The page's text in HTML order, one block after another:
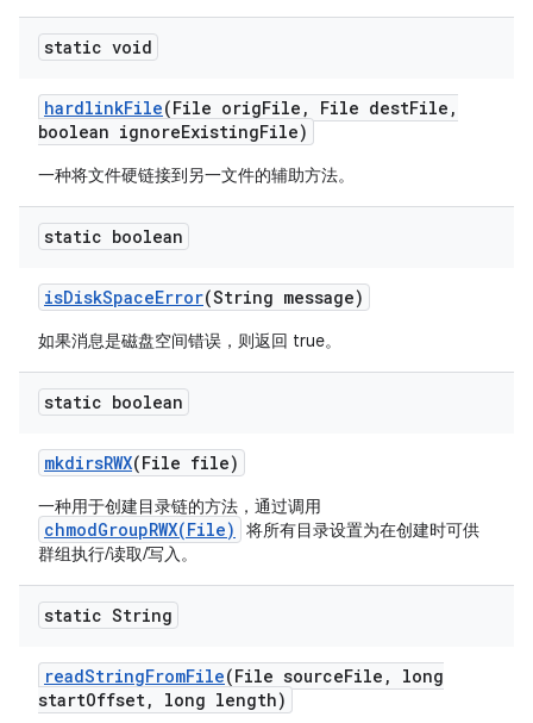
static void
hardlinkFile(File origFile , File destFile ,
boolean ignoreExistingFile)
一种将文件硬链接到另一文件的辅助方法。
static boolean
isDiskSpaceError(String message)
如果消息是磁盘空间错误，则返回 true。
static boolean
mkdirsRWX(File file)
一种用于创建目录链的方法，通过调用
chmodGroupRWX(File)
将所有目录设置为在创建时可供
群组执行/读取/写入。
static String
readStringFromFile(File sourceFile ,
long
startOffset, long length)